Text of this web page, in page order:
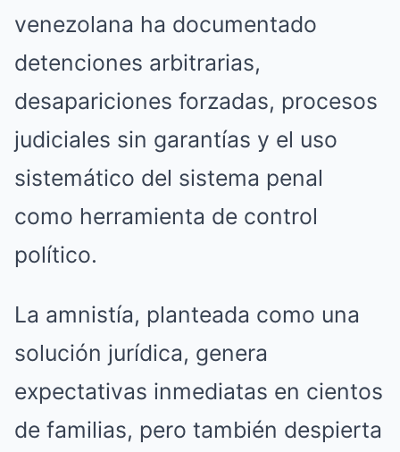
venezolana ha documentado
detenciones arbitrarias,
desapariciones forzadas, procesos
judiciales sin garantías y el uso
sistemático del sistema penal
como herramienta de control
político.
La amnistía, planteada como una
solución jurídica, genera
expectativas inmediatas en cientos
de familias, pero también despierta